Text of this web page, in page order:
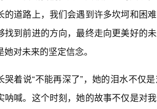
的道路上，我们会遇到许多坎坷和困
找到前进的方向，最终走向更美好的
对未来的坚定信念。
哭着说“不能再深了”，她的泪水不仅
呐喊。这个时刻，她的故事不仅是对